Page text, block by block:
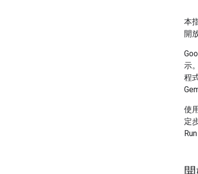
本
開
示
程
使
定